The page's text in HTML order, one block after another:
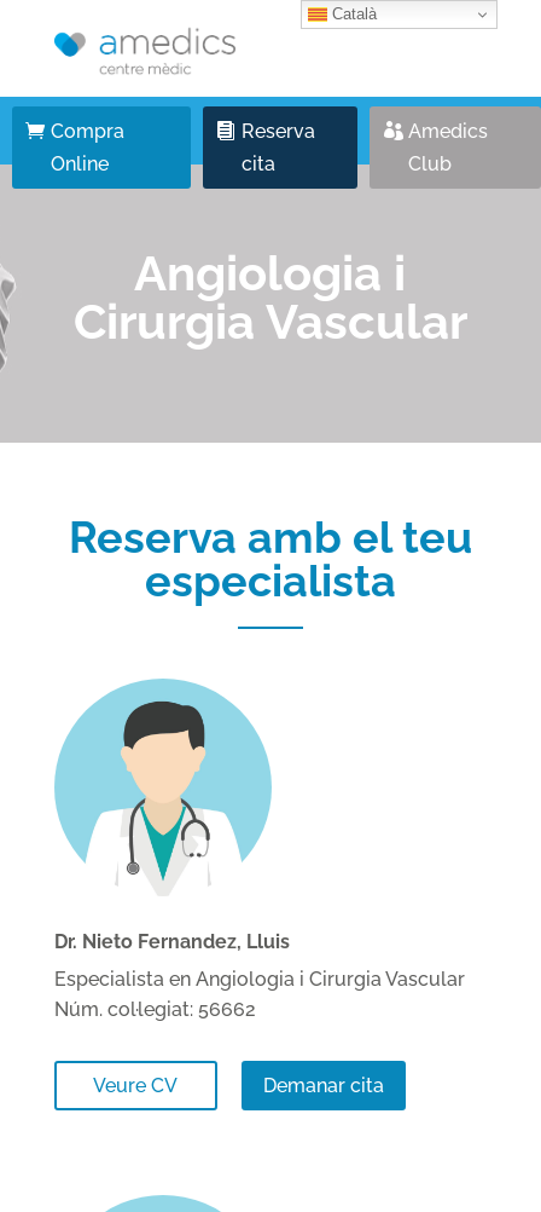
Compra
Online
Reserva
cita
Amedics
Club
Angiologia i
Cirurgia Vascular
Reserva amb el teu
especialista
Dr. Nieto Fernandez, Lluis
Especialista en Angiologia i Cirurgia Vascular
Núm. col·legiat: 56662
Demanar cita
Veure CV
Català